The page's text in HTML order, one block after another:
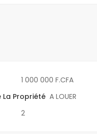
1 000 000 F.CFA
La Propriété A LOUER
2